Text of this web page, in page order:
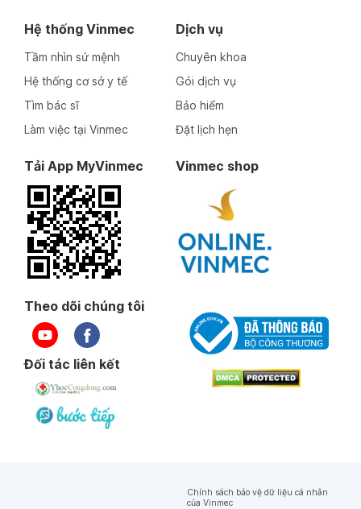
Hệ thống Vinmec
Tầm nhìn sứ mệnh
Hệ thống cơ sở y tế
Tìm bác sĩ
Làm việc tại Vinmec
Dịch vụ
Chuyên khoa
Gói dịch vụ
Bảo hiểm
Đặt lịch hẹn
Tải App MyVinmec Vinmec shop
Theo dõi chúng tôi
Đối tác liên kết
Chính sách bảo vệ dữ liệu cá nhân
của Vinmec